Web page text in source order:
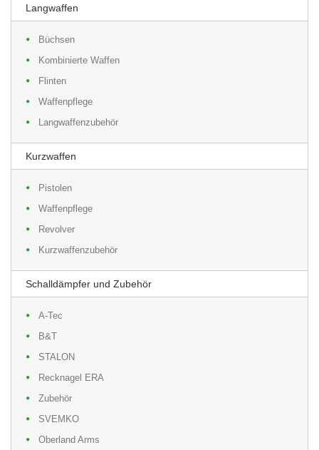
Langwaffen
Büchsen
Kombinierte Waffen
Flinten
Waffenpflege
Langwaffenzubehör
Kurzwaffen
Pistolen
Waffenpflege
Revolver
Kurzwaffenzubehör
Schalldämpfer und Zubehör
A-Tec
B&T
STALON
Recknagel ERA
Zubehör
SVEMKO
Oberland Arms